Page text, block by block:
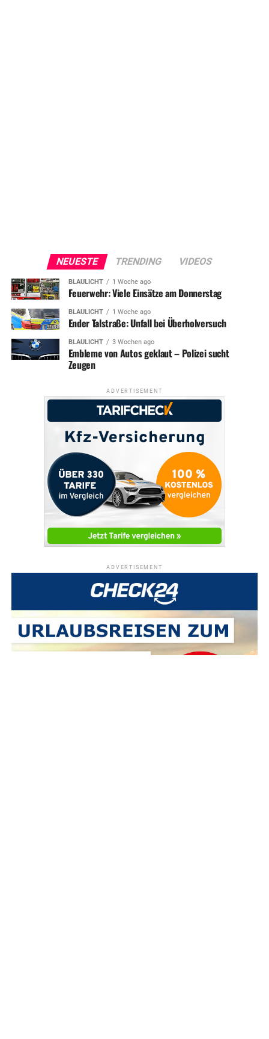
NEUESTE TRENDING VIDEOS
BLAULICHT 1 Woche ago
Feuerwehr: Viele Einsätze am Donnerstag
BLAULICHT 1 Woche ago
Ender Talstraße: Unfall bei Überholversuch
BLAULICHT 3 Wochen ago
Embleme von Autos geklaut – Polizei sucht
Zeugen
ADVERTISEMENT
ADVERTISEMENT